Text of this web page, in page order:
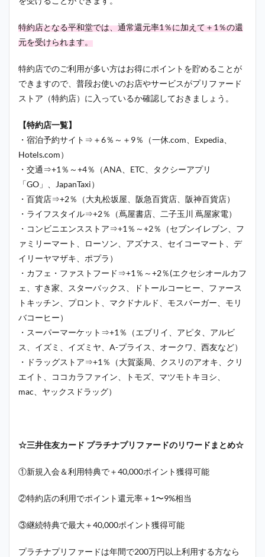
特約店となる平和堂では、通常還元率1％に加えて＋1％の還
元を受けられます。
特約店でのご利用が多い方はお得にポイントを貯めることが
できますので、普段お使いのお店やサービスがプリファード
ストア（特約店）に入っているか確認しておきましょう。
【特約店一覧】
・宿泊予約サイト⇒＋6％～＋9％（一休.com、Expedia、
Hotels.com）
・交通⇒+1％～+4％（ANA、ETC、タクシーアプリ
「GO」、JapanTaxi）
・百貨店⇒+2％（大丸松坂屋、阪急百貨店、阪神百貨店）
・ライフスタイル⇒+2％（蔦屋書店、二子玉川 蔦屋家電）
・コンビニエンスストア⇒+1％～+2％（セブンイレブン、フ
ァミリーマート、ローソン、アズナス、セイコーマート、デ
イリーヤマザキ、ポプラ）
・カフェ・ファストフード⇒+1％～+2％(エクセシオールカフ
ェ、すき家、スターバックス、ドトールコーヒー、ファース
トキッチン、プロント、マクドナルド、モスバーガー、モリ
バコーヒー）
・スーパーマーケット⇒+1％（エブリイ、アピタ、アルビ
ス、イズミ、イズミヤ、A-プライス、オークワ、西友など）
・ドラッグストア⇒+1％（大賀薬局、クスリのアオキ、クリ
エイト、ココカラファイン、トモズ、マツモトキヨシ、
mac、ヤックスドラッグ）
☆三井住友カード プラチナプリファードのリワードまとめ☆
①新規入会＆利用特典で＋40,000ポイント獲得可能
②特約店の利用でポイント還元率＋1〜9%相当
③継続特典で最大＋40,000ポイント獲得可能
プラチナプリファードは年間で200万円以上利用する方なら